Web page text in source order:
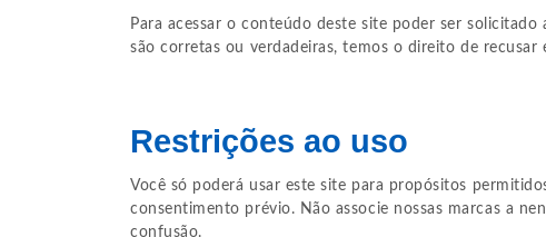
Para acessar o conteúdo deste site poder ser
são corretas ou verdadeiras, temos o direito de
Restrições ao uso
Você só poderá usar este site para propósitos
consentimento prévio. Não associe nossas marcas a
confusão.